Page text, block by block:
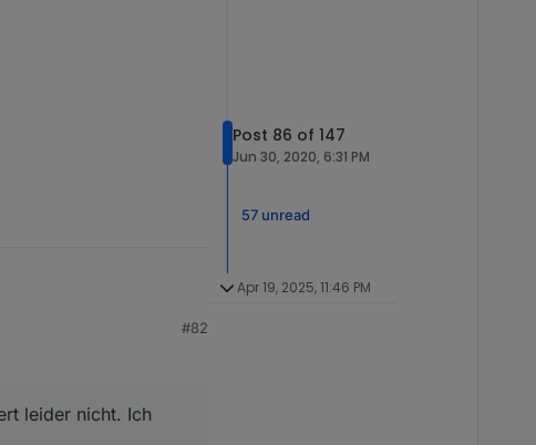
Ich verwende das
#82
leider nicht. Ich
Post 86 of 147
Jun 30, 2020, 6:31 PM
57 unread
Apr 19, 2025, 11:46 PM